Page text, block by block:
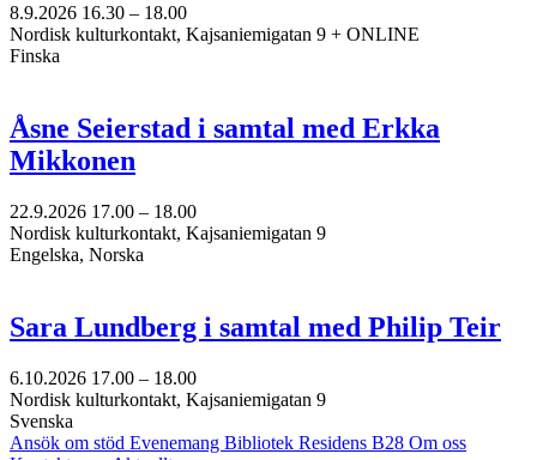
8.9.2026 16.30 – 18.00
Nordisk kulturkontakt, Kajsaniemigatan 9 + ONLINE
Finska
Åsne Seierstad i samtal med Erkka
Mikkonen
22.9.2026 17.00 – 18.00
Nordisk kulturkontakt, Kajsaniemigatan 9
Engelska, Norska
Sara Lundberg i samtal med Philip Teir
6.10.2026 17.00 – 18.00
Nordisk kulturkontakt, Kajsaniemigatan 9
Svenska
Ansök om stöd Evenemang Bibliotek Residens B28 Om oss